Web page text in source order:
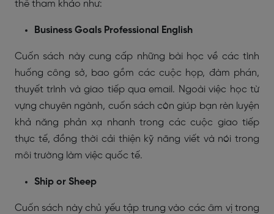
thể tham khảo như:
Business Goals Professional English
Cuốn sách này cung cấp những bài học về các tình
huống công sở, bao gồm các cuộc họp, đàm phán,
thuyết trình và giao tiếp qua email. Ngoài việc học từ
vựng chuyên ngành, cuốn sách còn giúp bạn rèn luyện
khả năng phản xạ nhanh trong các cuộc giao tiếp
thực tế, đồng thời cải thiện kỹ năng viết và nói trong
môi trường làm việc quốc tế.
Ship or Sheep
Cuốn sách này chủ yếu tập trung vào các âm vị trong